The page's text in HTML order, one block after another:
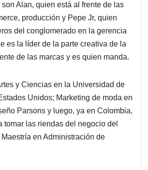
Alan, quien está al frente de las
producción y Pepe Jr, quien
del conglomerado en la gerencia
es la líder de la parte creativa de la
de las marcas y es quien manda.
y Ciencias en la Universidad de
Unidos; Marketing de moda en
Parsons y luego, ya en Colombia,
tomar las riendas del negocio del
en Administración de